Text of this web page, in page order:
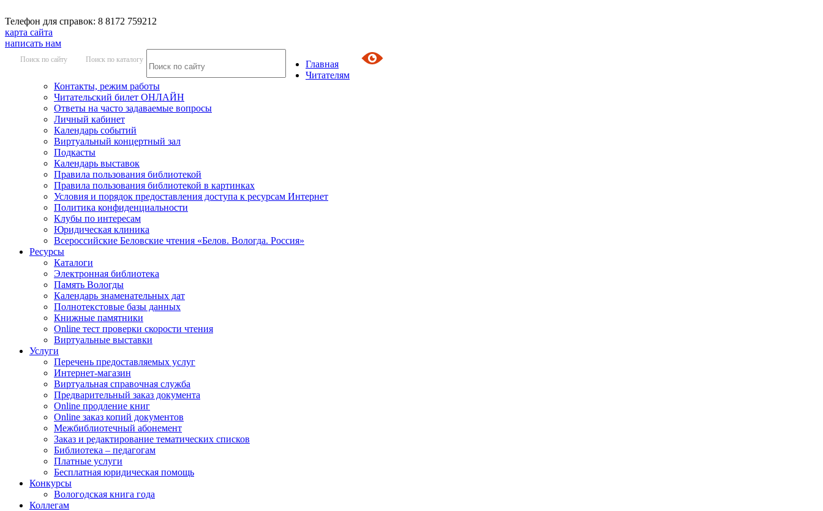
Телефон для справок: 8 8172 759212
карта сайта
написать нам
Поиск по сайту Поиск по каталогу
Главная
Читателям
Контакты, режим работы
Читательский билет ОНЛАЙН
Ответы на часто задаваемые вопросы
Личный кабинет
Календарь событий
Виртуальный концертный зал
Подкасты
Календарь выставок
Правила пользования библиотекой
Правила пользования библиотекой в картинках
Условия и порядок предоставления доступа к ресурсам Интернет
Политика конфиденциальности
Клубы по интересам
Юридическая клиника
Всероссийские Беловские чтения «Белов. Вологда. Россия»
Ресурсы
Каталоги
Электронная библиотека
Память Вологды
Календарь знаменательных дат
Полнотекстовые базы данных
Книжные памятники
Online тест проверки скорости чтения
Виртуальные выставки
Услуги
Перечень предоставляемых услуг
Интернет-магазин
Виртуальная справочная служба
Предварительный заказ документа
Online продление книг
Online заказ копий документов
Межбиблиотечный абонемент
Заказ и редактирование тематических списков
Библиотека – педагогам
Платные услуги
Бесплатная юридическая помощь
Конкурсы
Вологодская книга года
Коллегам